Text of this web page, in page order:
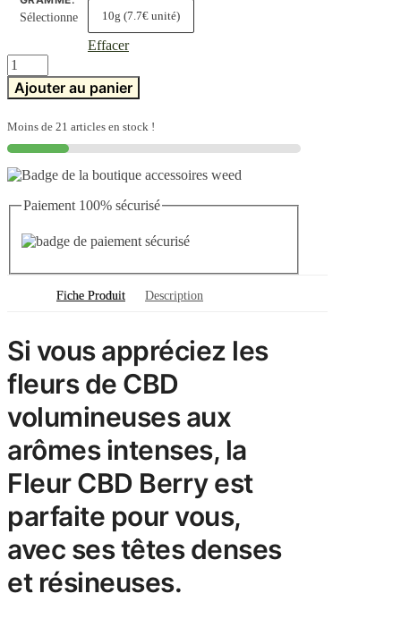
Sélectionne
10g (7.7€ unité)
Effacer
quantité
de
Fleur
berry
Ajouter au panier
Moins de 21 articles en stock !
Paiement 100% sécurisé
Fiche Produit Description
Si vous appréciez les
fleurs de CBD
volumineuses aux
arômes intenses, la
Fleur CBD Berry est
parfaite pour vous,
avec ses têtes denses
et résineuses.